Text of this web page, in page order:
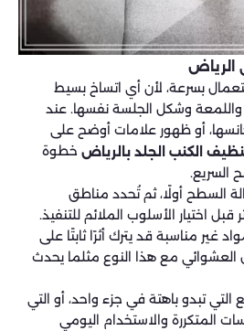
الرياض
بسرعة، لأن أي اتساخ بسيط
وشكل الجلسة نفسها. عند
أو ظهور علامات أوضح على
الكنب الجلد بالرياض خطوة
السريع.
السطح أولًا، ثم تُحدد مناطق
قبل اختيار الأسلوب الملائم للتنفيذ.
غير مناسبة قد يترك أثرًا ثابتًا على
العشوائي مع هذا النوع مثلما يحدث
تبدو باهتة في جزء واحد، أو التي
المتكررة والاستخدام اليومي